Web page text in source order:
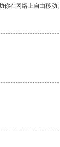
在网络上自由移动。